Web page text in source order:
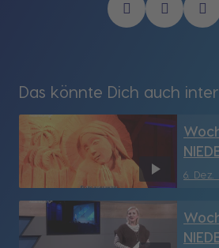
Das könnte Dich auch
6.